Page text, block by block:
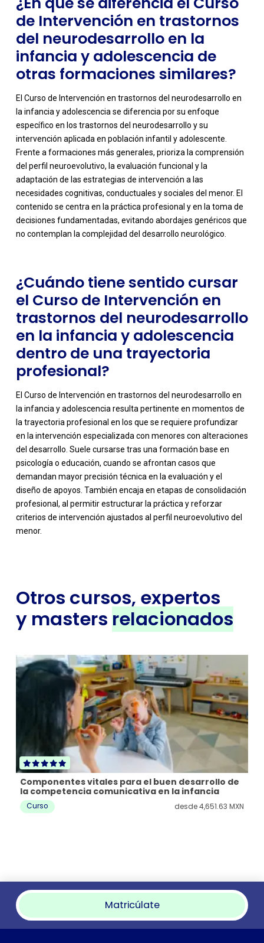
de Intervención en trastornos
del neurodesarrollo en la
infancia y adolescencia de
otras formaciones similares?
El Curso de Intervención en trastornos del neurodesarrollo en
la infancia y adolescencia se diferencia por su enfoque
específico en los trastornos del neurodesarrollo y su
intervención aplicada en población infantil y adolescente.
Frente a formaciones más generales, prioriza la comprensión
del perfil neuroevolutivo, la evaluación funcional y la
adaptación de las estrategias de intervención a las
necesidades cognitivas, conductuales y sociales del menor. El
contenido se centra en la práctica profesional y en la toma de
decisiones fundamentadas, evitando abordajes genéricos que
no contemplan la complejidad del desarrollo neurológico.
-
¿Cuándo tiene sentido cursar
el Curso de Intervención en
trastornos del neurodesarrollo
en la infancia y adolescencia
dentro de una trayectoria
profesional?
El Curso de Intervención en trastornos del neurodesarrollo en
la infancia y adolescencia resulta pertinente en momentos de
la trayectoria profesional en los que se requiere profundizar
en la intervención especializada con menores con alteraciones
del desarrollo. Suele cursarse tras una formación base en
psicología o educación, cuando se afrontan casos que
demandan mayor precisión técnica en la evaluación y el
diseño de apoyos. También encaja en etapas de consolidación
profesional, al permitir estructurar la práctica y reforzar
criterios de intervención ajustados al perfil neuroevolutivo del
menor.
Otros cursos, expertos
y masters relacionados
Componentes vitales para el buen desarrollo de
la competencia comunicativa en la infancia
Curso desde4,651.63 MXN
Matricúlate